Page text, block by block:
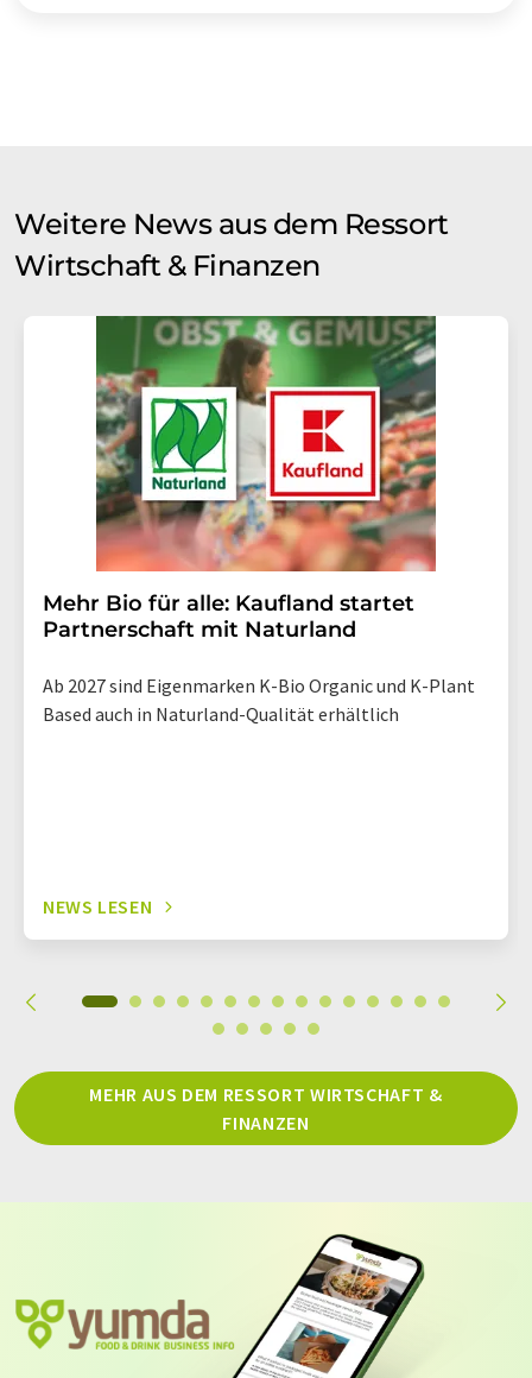
Weitere News aus dem Ressort
Wirtschaft & Finanzen
Mehr Bio für alle: Kaufland startet
Partnerschaft mit Naturland
Ab 2027 sind Eigenmarken K-Bio Organic und K-Plant
Based auch in Naturland-Qualität erhältlich
NEWS LESEN
MEHR AUS DEM RESSORT WIRTSCHAFT &
FINANZEN